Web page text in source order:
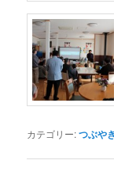
カテゴリー:つぶやき